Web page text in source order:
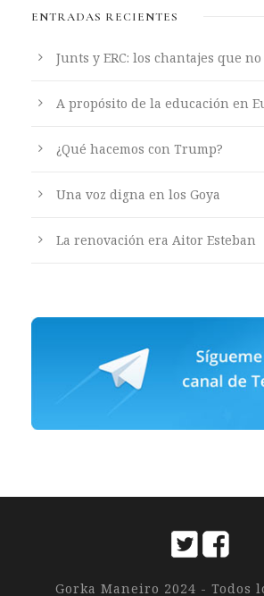
ENTRADAS RECIENTES
Junts y ERC: los chantajes que no
A propósito de la educación en
¿Qué hacemos con Trump?
Una voz digna en los Goya
La renovación era Aitor Esteban
Gorka Maneiro 2024 - Todos